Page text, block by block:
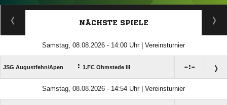
ANZEIGE
NÄCHSTE SPIELE
Samstag, 08.08.2026 - 14:00 Uhr | Vereinsturnier
JSG Augustfehn/​Apen : 1.FC Ohmstede III :
Samstag, 08.08.2026 - 14:54 Uhr | Vereinsturnier